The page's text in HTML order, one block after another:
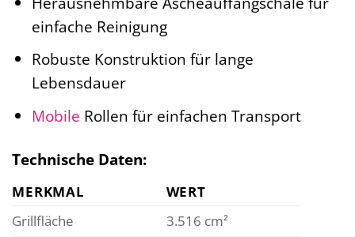
einfache Reinigung
Robuste Konstruktion für lange
Lebensdauer
Mobile Rollen für einfachen Transport
Technische Daten:
MERKMAL
WERT
Grillfläche
3.516 cm²